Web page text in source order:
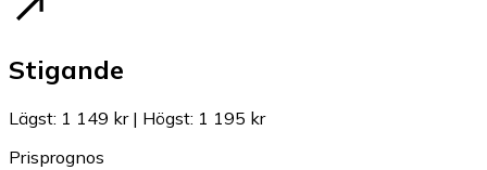
Stigande
Lägst: 1 149 kr| Högst: 1 195 kr
Prisprognos